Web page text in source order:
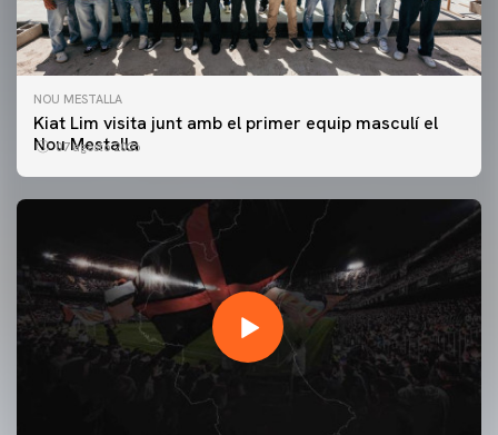
NOU MESTALLA
Kiat Lim visita junt amb el primer equip masculí el
Nou Mestalla
07 agosto 2026